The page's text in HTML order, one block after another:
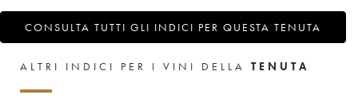
CONSULTA TUTTI GLI INDICI PER QUESTA TENUTA
ALTRI INDICI PER I VINI DELLA TENUTA